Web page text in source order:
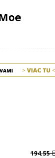
194.55